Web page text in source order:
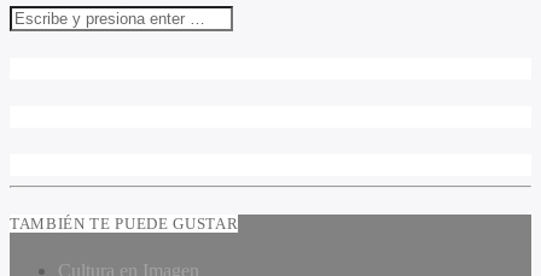
TAMBIÉN TE PUEDE GUSTAR
Cultura en Imagen